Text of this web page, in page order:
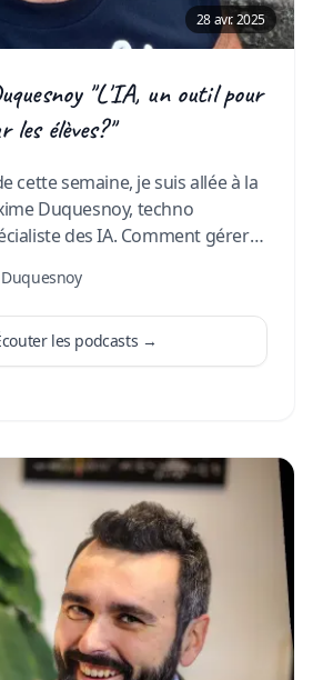
28 avr. 2025
"L'IA, un outil pour
les élèves?"
cette semaine, je suis allée à la
Duquesnoy, techno
des IA. Comment gérer
nous donne plein de trucs,
se familiariser avec cet outil
tu veux te lancer, ce
Bonne écoute.…
les podcasts →